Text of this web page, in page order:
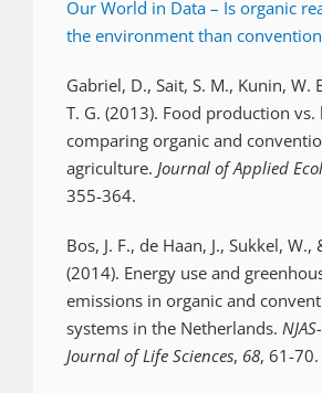
Our World in Data – Is organic
the environment than
Gabriel, D., Sait, S. M., Kunin, W.
T. G. (2013). Food production
comparing organic and
agriculture. Journal of Applied
355-364.
Bos, J. F., de Haan, J., Sukkel, W.,
(2014). Energy use and
emissions in organic and
systems in the Netherlands.
Journal of Life Sciences, 68, 61-70.